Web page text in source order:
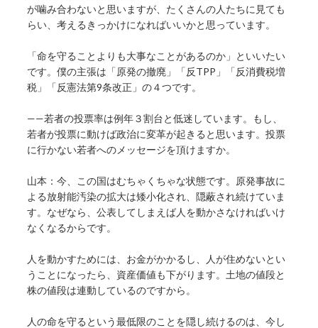
が噛み合わないと思いますが、たくさんの人たちに見ても
らい、考えるきっかけになればいいかと思っています。
「命を守ることよりも大事なことがあるのか」といいたい
です。僕の主張は「原発の撤廃」「反TPP」「反消費税増
税」「反憲法第9条改正」の４つです。
——若者の投票率は例年３割台と低迷しています。もし、
若者が投票に動けば政治に変革が起きると思います。投票
に行かない若者へのメッセージを頂けますか。
山本：今、この国はむちゃくちゃな状態です。原発事故に
よる放射能汚染の拡大は矮小化され、隠蔽され続けていま
す。なぜなら、公表してしまえば人を動かさなければいけ
なくなるからです。
人を動かすためには、お金がかかるし、人が住めないとい
うことになったら、資産価値も下がります。土地の値段と
株の値段は連動しているのですから。
人の命を守るという最低限のことを隠し続けるのは、今し